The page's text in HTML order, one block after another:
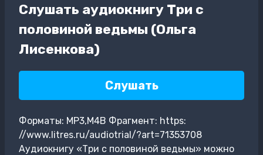
Слушать аудиокнигу Три с
половиной ведьмы (Ольга
Лисенкова)
Слушать
Форматы: MP3,M4B Фрагмент: https:
//www.litres.ru/audiotrial/?art=71353708
Аудиокнигу «Три с половиной ведьмы» можно